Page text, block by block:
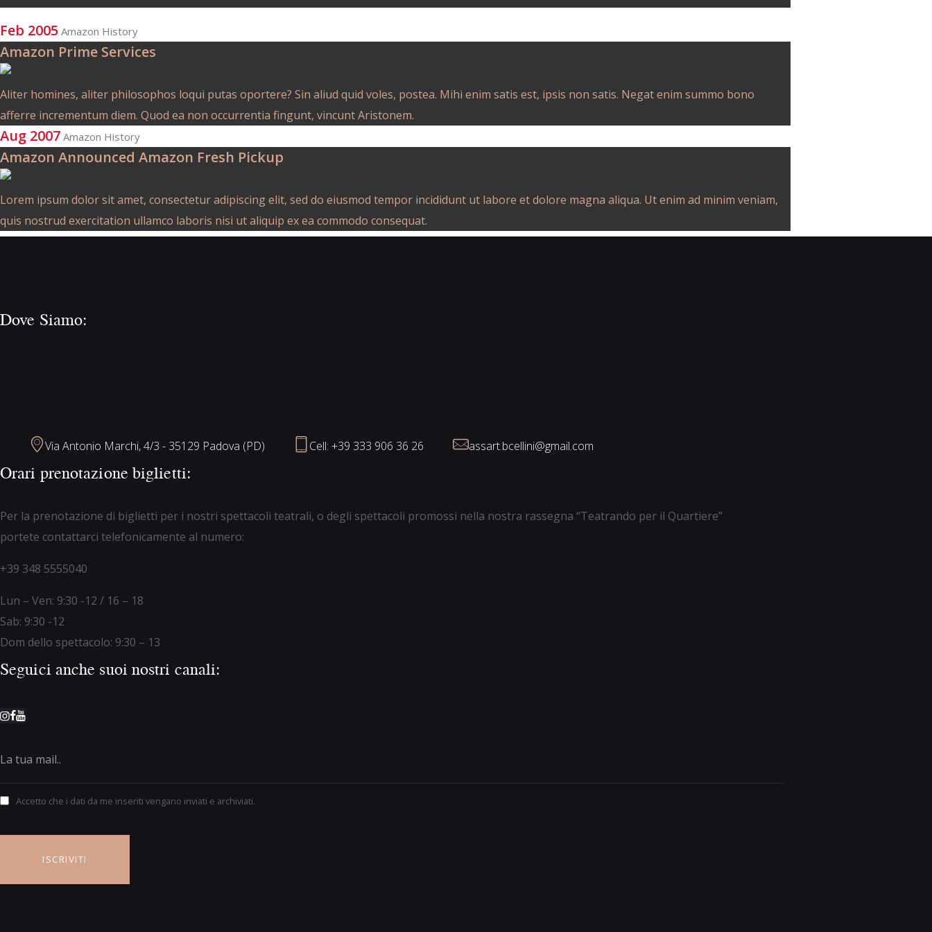
Feb 2005 Amazon History
Amazon Prime Services
Aliter homines, aliter philosophos loqui putas oportere? Sin aliud quid voles, postea. Mihi enim satis est, ipsis non satis. Negat enim summo bono
afferre incrementum diem. Quod ea non occurrentia fingunt, vincunt Aristonem.
Aug 2007 Amazon History
Amazon Announced Amazon Fresh Pickup
Lorem ipsum dolor sit amet, consectetur adipiscing elit, sed do eiusmod tempor incididunt ut labore et dolore magna aliqua. Ut enim ad minim veniam,
quis nostrud exercitation ullamco laboris nisi ut aliquip ex ea commodo consequat.
Dove Siamo:
Via Antonio Marchi, 4/3 - 35129 Padova (PD) Cell: +39 333 906 36 26 assart.bcellini@gmail.com
Orari prenotazione biglietti:
Per la prenotazione di biglietti per i nostri spettacoli teatrali, o degli spettacoli promossi nella nostra rassegna “Teatrando per il Quartiere”
portete contattarci telefonicamente al numero:
+39 348 5555040
Lun – Ven: 9:30 -12 / 16 – 18
Sab: 9:30 -12
Dom dello spettacolo: 9:30 – 13
Seguici anche suoi nostri canali:
Accetto che i dati da me inseriti vengano inviati e archiviati.